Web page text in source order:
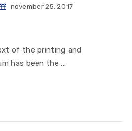
november 25, 2017
of the printing and
has been the ...